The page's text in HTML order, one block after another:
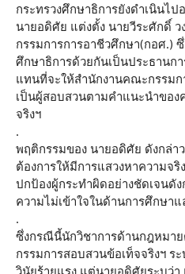
กระทรวงศึกษาธิการยังดำเนินไ
นายอดิศัย แต่งตั้ง นายวีระศักดิ์
กรรมการการอาชีวศึกษา(กอศ.)
ศึกษาธิการด้วยกันเป็นประธานก
แทนที่จะให้สำนักงานคณะกรรมก
เป็นผู้สอบสวนตามคำแนะนำขอ
จริงฯ
.
พฤติกรรมของ นายอดิศัย ดังกล่า
ต้องการให้มีการแสวงหาความจ
ปกป้องผู้กระทำผิดอย่างชัดเจนดั
ความไม่เข้าใจในด้านการศึกษา
.
ซึ่งกรณีนี้นักวิชาการด้านกฎหมา
กรรมการสอบสวนข้อเท็จจริงฯ ร